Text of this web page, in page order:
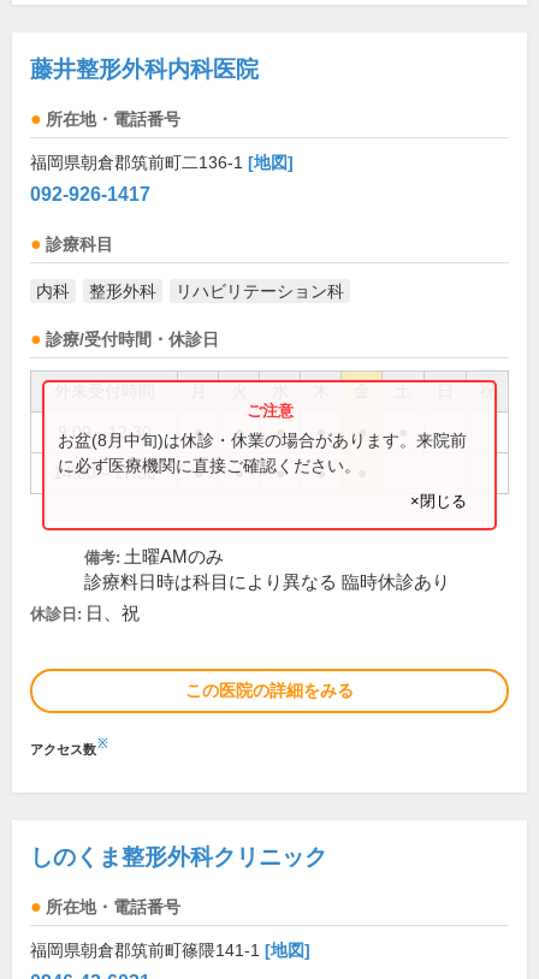
藤井整形外科内科医院
所在地・電話番号
福岡県朝倉郡筑前町二136-1 [地図]
092-926-1417
診療科目
内科 整形外科 リハビリテーション科
診療/受付時間・休診日
祝
9:00～12:30 ● ● ● ● ●
14:00～17:30 ● ● ● ●
お盆(8月中旬)は休診・休業の場合があります。来院前
に必ず医療機関に直接ご確認ください。
×閉じる
備考: 土曜AMのみ
診療料日時は科目により異なる 臨時休診あり
休診日: 日、祝
この医院の詳細をみる
アクセス数※
しのくま整形外科クリニック
所在地・電話番号
福岡県朝倉郡筑前町篠隈141-1 [地図]